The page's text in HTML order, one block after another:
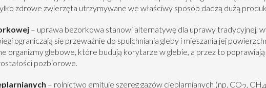
zdrowe zwierzęta utrzymywane we właściwy sposób dadzą dużą
– uprawa bezorkowa stanowi alternatywę dla uprawy tradycyjnej,
ograniczają się przeważnie do spulchniania gleby i mieszania jej
organizmy glebowe, które budują korytarze w glebie, a przez to poprawiają
pozbiorowe.
– rolnictwo emituje szereg gazów cieplarnianych (np. CO , CH